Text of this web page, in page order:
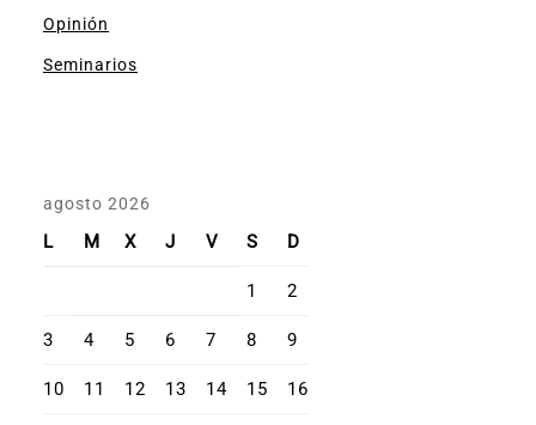
Opinión
Seminarios
agosto 2026
L M X J V S D
1 2
3 4 5 6 7 8 9
10 11 12 13 14 15 16